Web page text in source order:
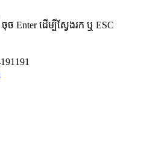
ចុច Enter ដើម្បីស្វែងរក ឬ ESC